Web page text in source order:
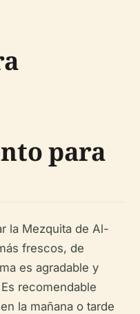
para
la Mezquita de Al-
frescos, de
es agradable y
recomendable
la mañana o tarde